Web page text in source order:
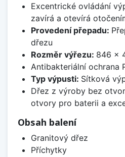
Excentrické ovládání
zavírá a otevírá
Provedení přepadu:
dřezu
Rozměr výřezu: 846 x
Antibakteriální ochrana
Typ výpusti: Sítková
Dřez z výroby bez
otvory pro baterii a
Obsah balení
Granitový dřez
Příchytky